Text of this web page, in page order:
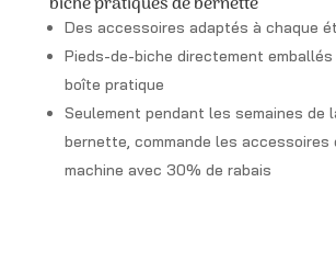
Des accessoires adaptés à chaque
Pieds-de-biche directement emballés
boîte pratique
Seulement pendant les semaines de
bernette, commande les accessoires
machine avec 30% de rabais